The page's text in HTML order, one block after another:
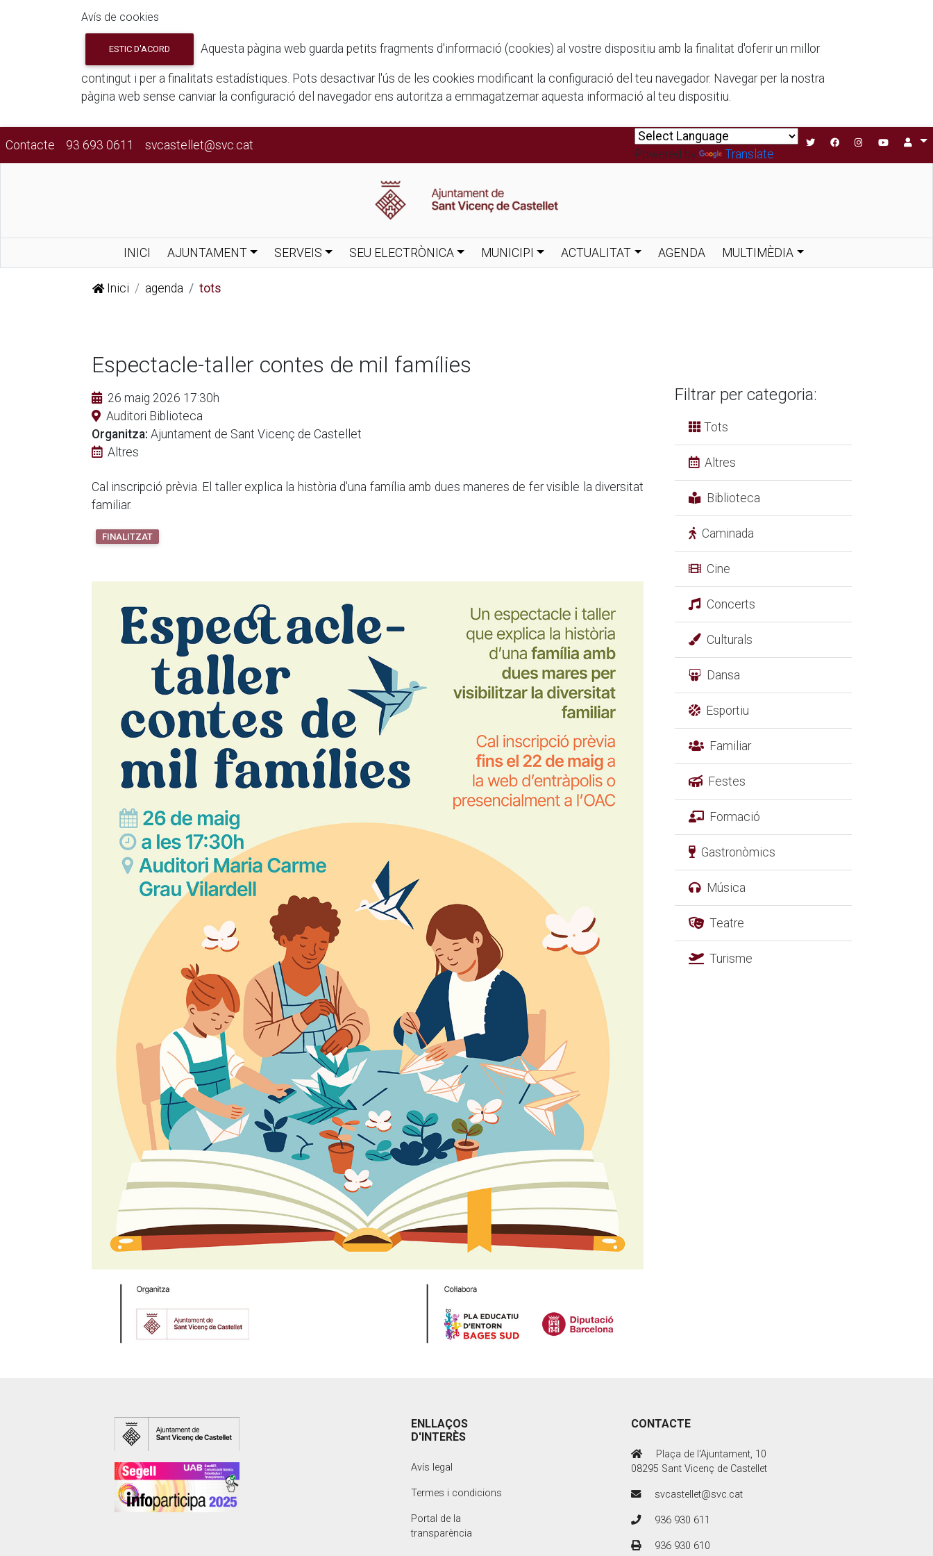
Avís de cookies
ESTIC D'ACORD Aquesta pàgina web guarda petits fragments d'informació (cookies) al vostre dispositiu amb la finalitat d'oferir un millor
contingut i per a finalitats estadístiques. Pots desactivar l'ús de les cookies modificant la configuració del teu navegador. Navegar per la nostra
pàgina web sense canviar la configuració del navegador ens autoritza a emmagatzemar aquesta informació al teu dispositiu.
Contacte 93 693 0611 svcastellet@svc.cat
Powered by Translate
INICI AJUNTAMENT SERVEIS SEU ELECTRÒNICA MUNICIPI ACTUALITAT AGENDA MULTIMÈDIA
Inici agenda tots
Espectacle-taller contes de mil famílies
26 maig 2026 17:30h
Auditori Biblioteca
Organitza: Ajuntament de Sant Vicenç de Castellet
Altres
Cal inscripció prèvia. El taller explica la història d'una família amb dues maneres de fer visible la diversitat
familiar.
FINALITZAT
Filtrar per categoria:
Tots
Altres
Biblioteca
Caminada
Cine
Concerts
Culturals
Dansa
Esportiu
Familiar
Festes
Formació
Gastronòmics
Música
Teatre
Turisme
ENLLAÇOS
D'INTERÈS
Avís legal
Termes i condicions
Portal de la
transparència
CONTACTE
Plaça de l'Ajuntament, 10
08295 Sant Vicenç de Castellet
svcastellet@svc.cat
936 930 611
936 930 610